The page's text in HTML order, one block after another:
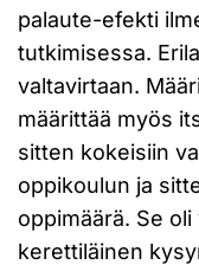
palaute-efekti
tutkimisessa.
valtavirtaan.
määrittää myös
sitten kokeisiin
oppikoulun ja
oppimäärä. Se
kerettiläinen